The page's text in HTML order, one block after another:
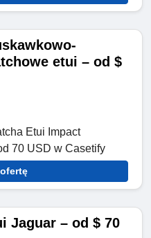
etui – od $
Etui Impact
70 USD w Casetify
Jaguar – od $ 70